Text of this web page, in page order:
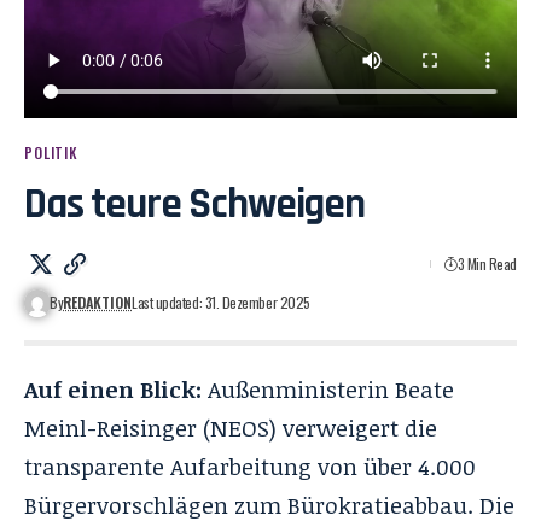
POLITIK
Das teure Schweigen
ByREDAKTIONLast updated: 31. Dezember 2025
3 Min Read
Auf einen Blick: Außenministerin Beate
Meinl-Reisinger (NEOS) verweigert die
transparente Aufarbeitung von über 4.000
Bürgervorschlägen zum Bürokratieabbau. Die